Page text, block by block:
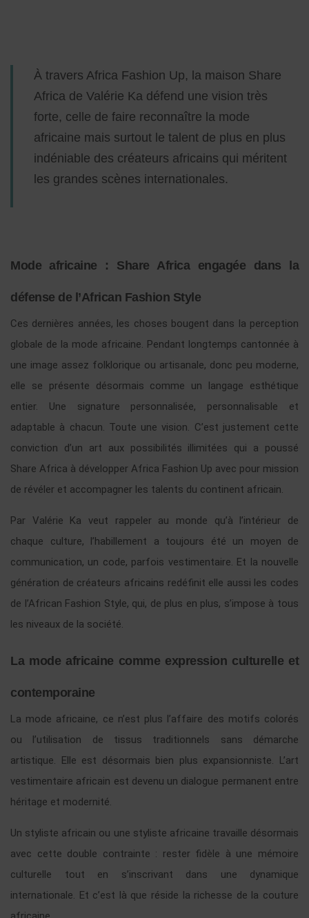
À travers Africa Fashion Up, la maison Share
Africa de Valérie Ka défend une vision très
forte, celle de faire reconnaître la mode
africaine mais surtout le talent de plus en plus
indéniable des créateurs africains qui méritent
les grandes scènes internationales.
Mode africaine : Share Africa engagée dans la
défense de l’African Fashion Style
Ces dernières années, les choses bougent dans la perception
globale de la mode africaine. Pendant longtemps cantonnée à
une image assez folklorique ou artisanale, donc peu moderne,
elle se présente désormais comme un langage esthétique
entier. Une signature personnalisée, personnalisable et
adaptable à chacun. Toute une vision. C’est justement cette
conviction d’un art aux possibilités illimitées qui a poussé
Share Africa à développer Africa Fashion Up avec pour mission
de révéler et accompagner les talents du continent africain.
Par Valérie Ka veut rappeler au monde qu’à l’intérieur de
chaque culture, l’habillement a toujours été un moyen de
communication, un code, parfois vestimentaire. Et la nouvelle
génération de créateurs africains redéfinit elle aussi les codes
de l’African Fashion Style, qui, de plus en plus, s’impose à tous
les niveaux de la société.
La mode africaine comme expression culturelle et
contemporaine
La mode africaine, ce n’est plus l’affaire des motifs colorés
ou l’utilisation de tissus traditionnels sans démarche
artistique. Elle est désormais bien plus expansionniste. L’art
vestimentaire africain est devenu un dialogue permanent entre
héritage et modernité.
Un styliste africain ou une styliste africaine travaille désormais
avec cette double contrainte : rester fidèle à une mémoire
culturelle tout en s’inscrivant dans une dynamique
internationale. Et c’est là que réside la richesse de la couture